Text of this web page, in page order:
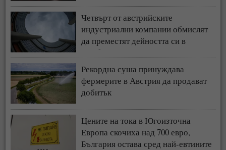
Четвърт от австрийските
индустриални компании обмислят
да преместят дейността си в
чужбина
Рекордна суша принуждава
фермерите в Австрия да продават
добитък
Цените на тока в Югоизточна
Европа скочиха над 700 евро,
България остава сред най-евтините